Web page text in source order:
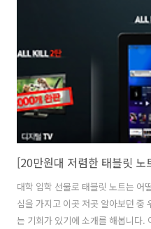
딸랑 빼빼로만.. 그래도 정성인데
같은 빼빼로는 가라 ^^ 부담되는 선
의 초콜릿을.... ..
대학 입학 선물로 태블릿 노트는 어
심을 가지고 이곳 저곳 알아보던 중
는 기회가 있기에 소개를 해봅니다.